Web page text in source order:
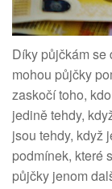
Díky půjčkám se
mohou půjčky
zaskočí toho,
jedině tehdy,
jsou tehdy, když
podmínek, které
půjčky jenom